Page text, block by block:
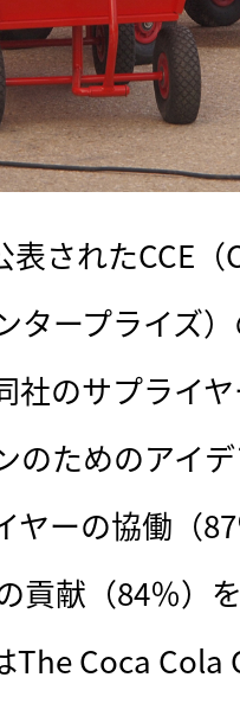
表されたCCE
タープライズ
社のサプライ
のためのアイ
ヤーの協働（
貢献（84％）
The Coca